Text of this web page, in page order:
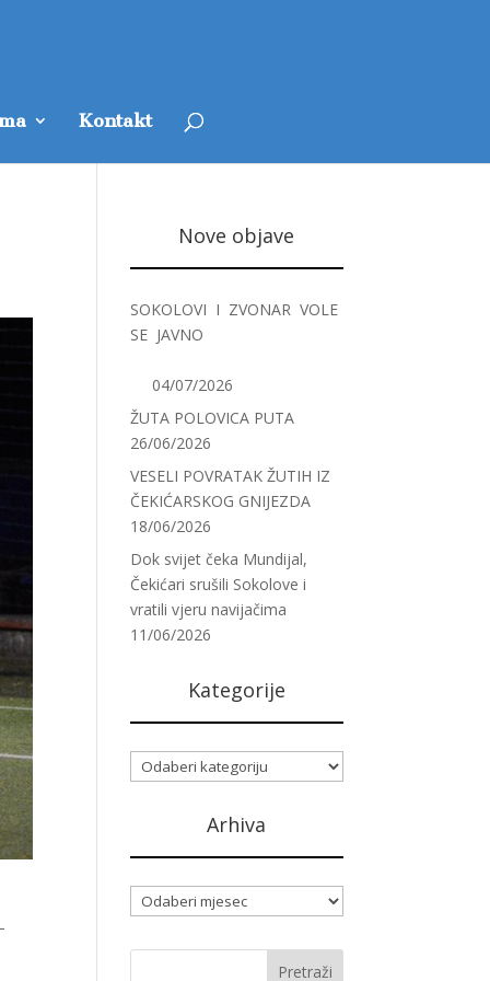
Kontakt
Nove objave
SOKOLOVI I ZVONAR VOLE
SE JAVNO
04/07/2026
ŽUTA POLOVICA PUTA
26/06/2026
VESELI POVRATAK ŽUTIH IZ
ČEKIĆARSKOG GNIJEZDA
18/06/2026
Dok svijet čeka Mundijal,
Čekićari srušili Sokolove i
vratili vjeru navijačima
11/06/2026
Kategorije
Kategorije
Arhiva
Arhiva